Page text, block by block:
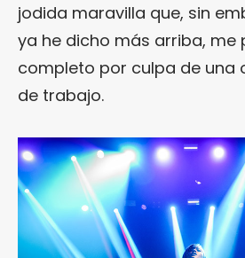
jodida maravilla que, sin
ya he dicho más arriba, me
completo por culpa de una
de trabajo.